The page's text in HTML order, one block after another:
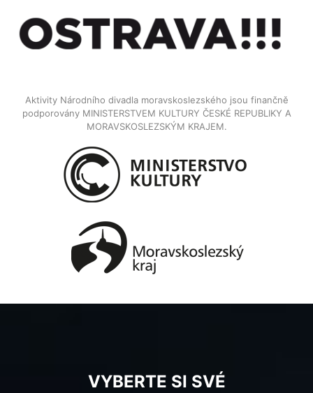
Aktivity Národního divadla moravskoslezského jsou finančně
podporovány MINISTERSTVEM KULTURY ČESKÉ REPUBLIKY A
MORAVSKOSLEZSKÝM KRAJEM.
VYBERTE SI SVÉ